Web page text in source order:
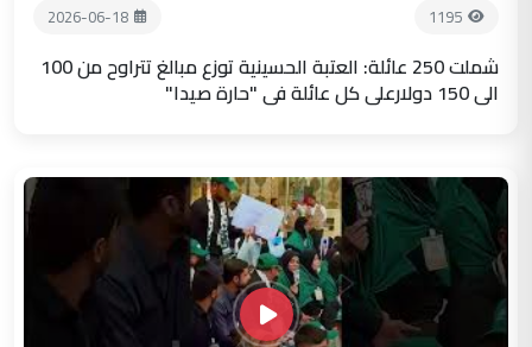
1195
2026-06-18
شملت 250 عائلة: العتبة الحسينية توزع مبالغ تتراوح من 100
الى 150 دولارعلى كل عائلة في "حارة صيدا"